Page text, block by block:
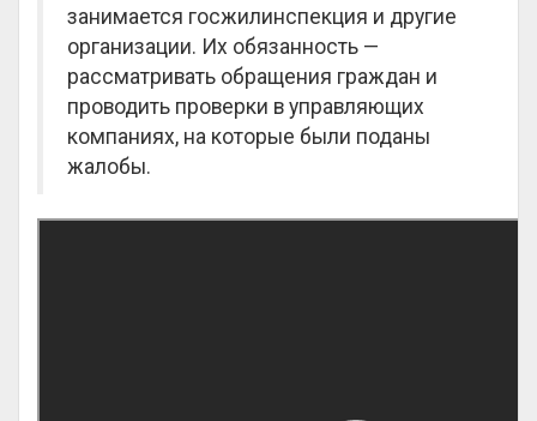
занимается госжилинспекция и другие
организации. Их обязанность —
рассматривать обращения граждан и
проводить проверки в управляющих
компаниях, на которые были поданы
жалобы.